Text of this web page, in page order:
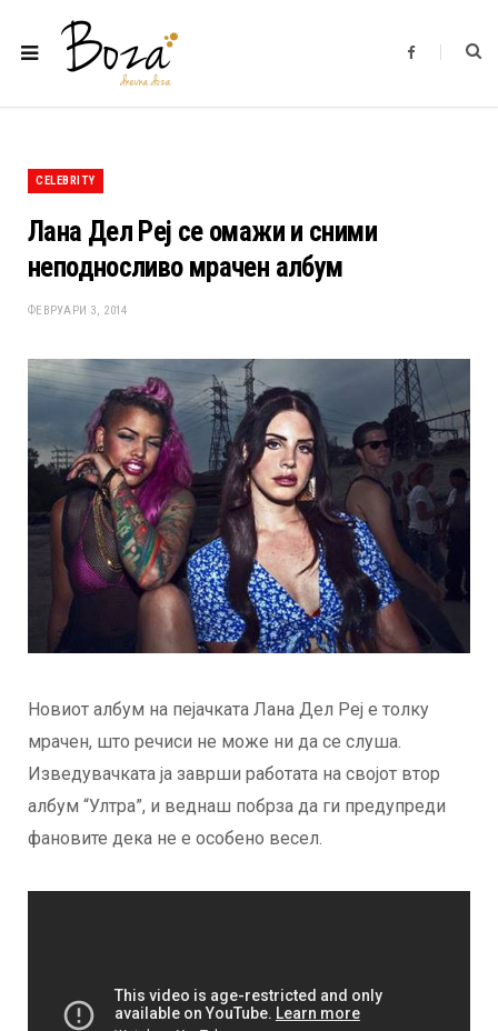
F
b
CELEBRITY
Лана Дел Реј се омажи и сними
неподносливо мрачен албум
ФЕВРУАРИ 3, 2014
Новиот албум на пејачката Лана Дел Реј е толку
мрачен, што речиси не може ни да се слуша.
Изведувачката ја заврши работата на својот втор
албум “Ултра”, и веднаш побрза да ги предупреди
фановите дека не е особено весел.